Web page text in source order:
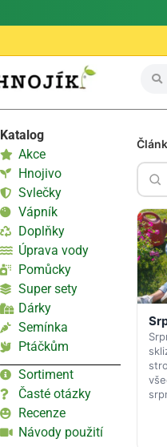
Katalog
Akce
Hnojivo
Svlečky
Vápník
Doplňky
Úprava vody
Pomůcky
Super sety
Dárky
Semínka
Ptáčkům
Sortiment
Časté otázky
Recenze
Návody použití